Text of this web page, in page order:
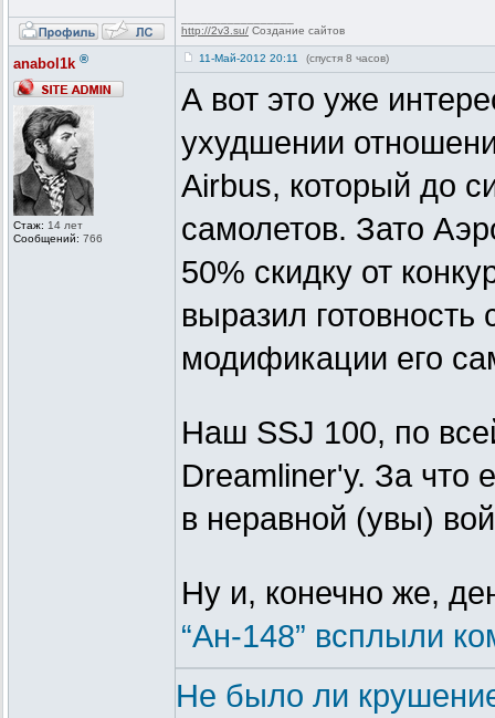
http://2v3.su/ Создание сайтов
anabol1k ®
Стаж: 14 лет
Сообщений: 766
11-Май-2012 20:11 (спустя 8 часов)
А вот это уже
ухудшении
Airbus, который до
самолетов. Зато
50% скидку от
выразил готовность
модификации его
Наш SSJ 100, по
Dreamliner'у. За что
в неравной (увы)
Ну и, конечно же,
“Ан-148” всплыли
Не было ли